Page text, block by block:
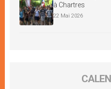
à Chartres
22 Mai 2026